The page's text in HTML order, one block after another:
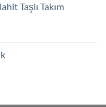
Taşlı Takım